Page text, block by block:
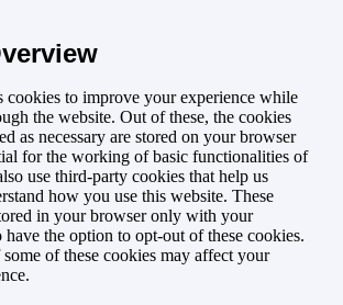
cookies to improve your experience while
the website. Out of these, the cookies
as necessary are stored on your browser
for the working of basic functionalities of
use third-party cookies that help us
how you use this website. These
in your browser only with your
have the option to opt-out of these cookies.
of these cookies may affect your